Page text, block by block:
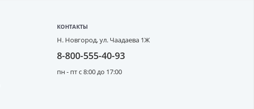
КОНТАКТЫ
Н. Новгород,ул. Чаадаева 1Ж
8-800-555-40-93
пн - пт с 8:00 до 17:00